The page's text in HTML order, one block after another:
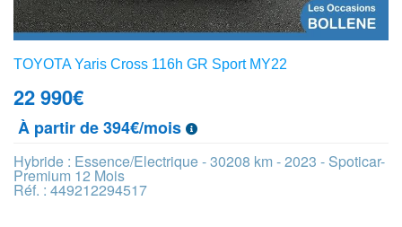
TOYOTA Yaris Cross 116h GR Sport MY22
22 990€
À partir de 394€/mois
Hybride : Essence/Electrique - 30208 km - 2023 - Spoticar-
Premium 12 Mois
Réf. : 449212294517